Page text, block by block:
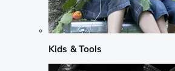
Kids & Tools